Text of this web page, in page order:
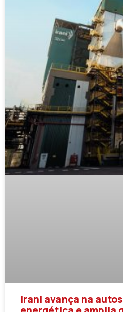
Irani avança na